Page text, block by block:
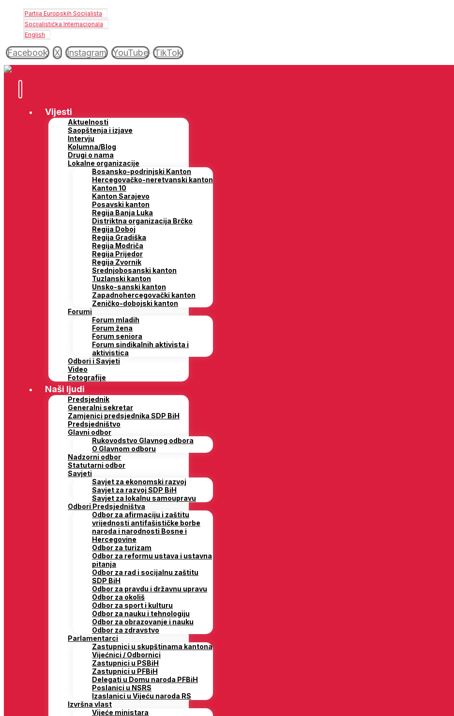
Partija Europskih Socijalista
Socijalistička Internacionala
English
Facebook X Instagram YouTube TikTok
Vijesti
Aktuelnosti
Saopštenja i izjave
Intervju
Kolumna/Blog
Drugi o nama
Lokalne organizacije
Bosansko-podrinjski Kanton
Hercegovačko-neretvanski kanton
Kanton 10
Kanton Sarajevo
Posavski kanton
Regija Banja Luka
Distriktna organizacija Brčko
Regija Doboj
Regija Gradiška
Regija Modriča
Regija Prijedor
Regija Zvornik
Srednjobosanski kanton
Tuzlanski kanton
Unsko-sanski kanton
Zapadnohercegovački kanton
Zeničko-dobojski kanton
Forumi
Forum mladih
Forum žena
Forum seniora
Forum sindikalnih aktivista i
aktivistica
Odbori i Savjeti
Video
Fotografije
Naši ljudi
Predsjednik
Generalni sekretar
Zamjenici predsjednika SDP BiH
Predsjedništvo
Glavni odbor
Rukovodstvo Glavnog odbora
O Glavnom odboru
Nadzorni odbor
Statutarni odbor
Savjeti
Savjet za ekonomski razvoj
Savjet za razvoj SDP BiH
Savjet za lokalnu samoupravu
Odbori Predsjedništva
Odbor za afirmaciju i zaštitu
vrijednosti antifašističke borbe
naroda i narodnosti Bosne i
Hercegovine
Odbor za turizam
Odbor za reformu ustava i ustavna
pitanja
Odbor za rad i socijalnu zaštitu
SDP BiH
Odbor za pravdu i državnu upravu
Odbor za okoliš
Odbor za sport i kulturu
Odbor za nauku i tehnologiju
Odbor za obrazovanje i nauku
Odbor za zdravstvo
Parlamentarci
Zastupnici u skupštinama kantona
Vijećnici / Odbornici
Zastupnici u PSBiH
Zastupnici u PFBiH
Delegati u Domu naroda PFBiH
Poslanici u NSRS
Izaslanici u Vijeću naroda RS
Izvršna vlast
Vijeće ministara